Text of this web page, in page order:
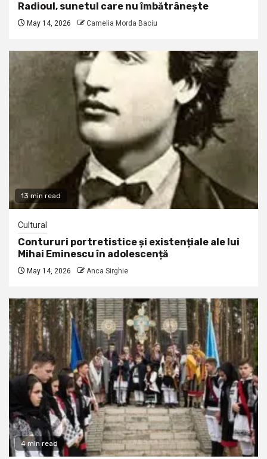
Radioul, sunetul care nu îmbătrânește
May 14, 2026 Camelia Morda Baciu
13 min read
Cultural
Contururi portretistice și existențiale ale lui
Mihai Eminescu în adolescență
May 14, 2026 Anca Sirghie
4 min read